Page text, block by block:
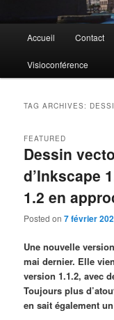
Accueil Contact
Visioconférence
TAG ARCHIVES:
Dessin
d’Inkscape
1.2 en
FEATURED
Posted on7 février
Une nouvelle
mai dernier. Elle
version 1.1.2, avec
Toujours plus
en sait également